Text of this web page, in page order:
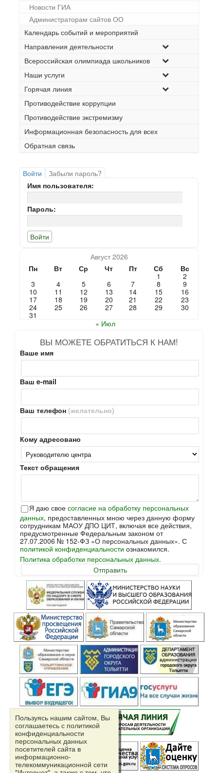
Новости ГИА
Администраторам сайтов ОО
Календарь событий и мероприятий
Направления деятельности
Всероссийская олимпиада школьников
Наши услуги
Горячая линия
Противодействие коррупции
Противодействие экстремизму
Информационная безопасность для всех
Обратная связь
Войти
Забыли пароль?
Имя пользователя:
Пароль:
Август 2026
Пн
Вт Ср Чт Пт Сб
Вс
1
2
3
4 5 6 7 8
9
10
11 12 13 14 15
16
17
18 19 20 21 22
23
24
25 26 27 28 29
30
31
« Июл
ВЫ МОЖЕТЕ ОБРАТИТЬСЯ К НАМ!
Ваше имя
Ваш e-mail
Ваш телефон (желательно)
Кому адресовано
Текст обращения
Я даю свое согласие на обработку персональных
данных, предоставленных мною через данную форму
сотрудникам МАОУ ДПО ЦИТ, включая все действия,
предусмотренные Федеральным законом от
27.07.2006 № 152-ФЗ «О персональных данных». С
политикой конфиденциальности ознакомился.
Политика обработки персональных данных.
Пользуясь нашим сайтом, Вы
соглашаетесь с политикой
конфиденциальности
персональных данных
посетителей сайта в
информационно-
телекоммуникационной сети